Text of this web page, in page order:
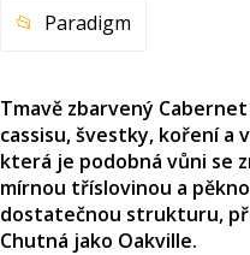
Paradigm
Tmavě zbarvený
cassisu, švestky, koření a
která je podobná vůni se
mírnou tříslovinou a
dostatečnou strukturu,
Chutná jako Oakville.